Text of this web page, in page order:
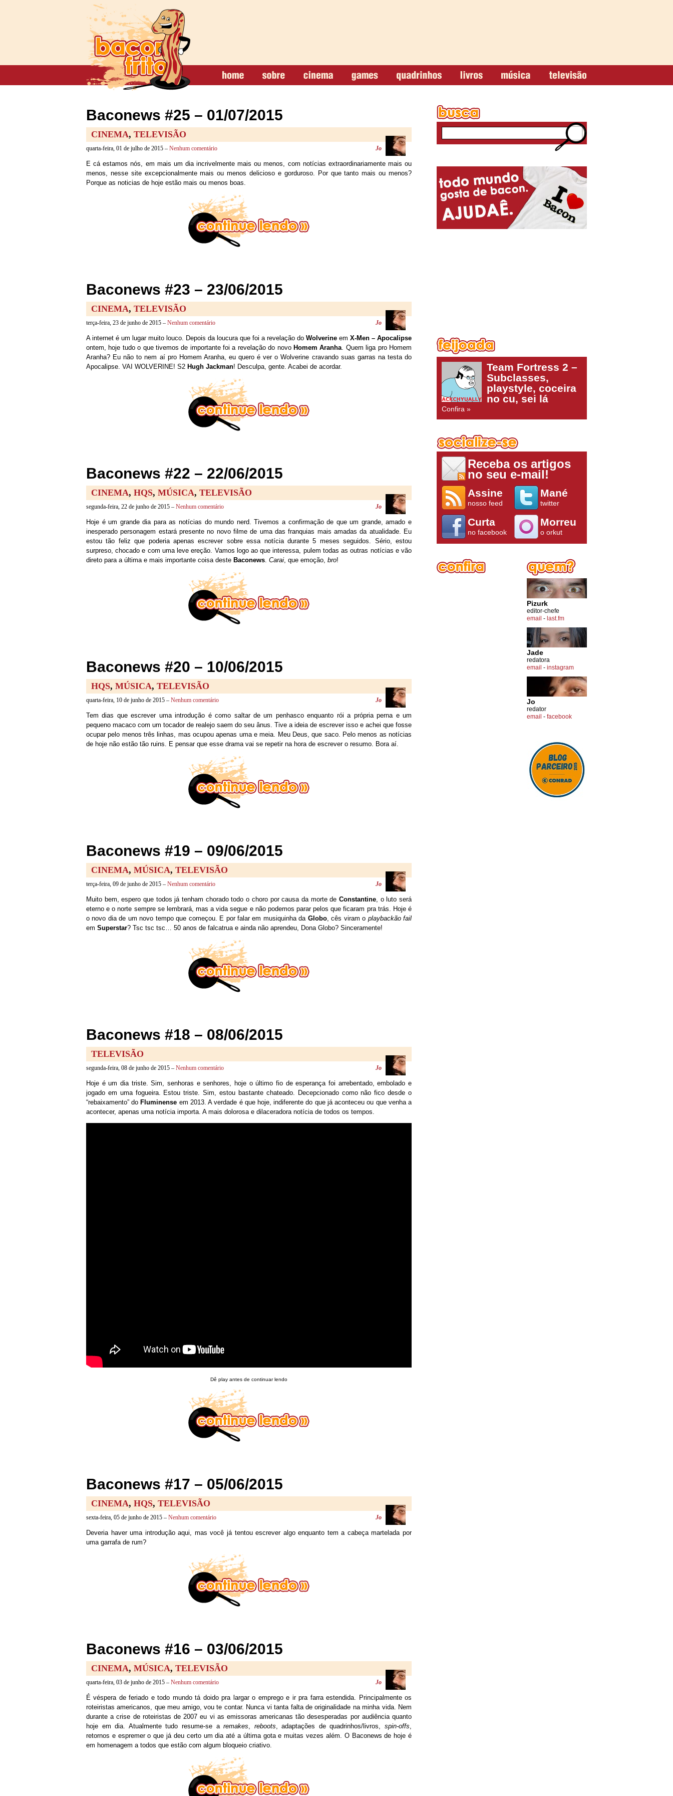
Baconews #25 – 01/07/2015
CINEMA, TELEVISÃO
quarta-feira, 01 de julho de 2015 – Nenhum comentário Jo
E cá estamos nós, em mais um dia incrivelmente mais ou menos, com notícias extraordinariamente mais ou
menos, nesse site excepcionalmente mais ou menos delicioso e gorduroso. Por que tanto mais ou menos?
Porque as noticias de hoje estão mais ou menos boas.
Baconews #23 – 23/06/2015
CINEMA, TELEVISÃO
terça-feira, 23 de junho de 2015 – Nenhum comentário Jo
A internet é um lugar muito louco. Depois da loucura que foi a revelação do Wolverine em X-Men – Apocalipse
ontem, hoje tudo o que tivemos de importante foi a revelação do novo Homem Aranha. Quem liga pro Homem
Aranha? Eu não to nem aí pro Homem Aranha, eu quero é ver o Wolverine cravando suas garras na testa do
Apocalipse. VAI WOLVERINE! S2 Hugh Jackman! Desculpa, gente. Acabei de acordar.
Baconews #22 – 22/06/2015
CINEMA, HQS, MÚSICA, TELEVISÃO
segunda-feira, 22 de junho de 2015 – Nenhum comentário Jo
Hoje é um grande dia para as notícias do mundo nerd. Tivemos a confirmação de que um grande, amado e
inesperado personagem estará presente no novo filme de uma das franquias mais amadas da atualidade. Eu
estou tão feliz que poderia apenas escrever sobre essa notícia durante 5 meses seguidos. Sério, estou
surpreso, chocado e com uma leve ereção. Vamos logo ao que interessa, pulem todas as outras notícias e vão
direto para a última e mais importante coisa deste Baconews. Carai, que emoção, bro!
Baconews #20 – 10/06/2015
HQS, MÚSICA, TELEVISÃO
quarta-feira, 10 de junho de 2015 – Nenhum comentário Jo
Tem dias que escrever uma introdução é como saltar de um penhasco enquanto rói a própria perna e um
pequeno macaco com um tocador de realejo saem do seu ânus. Tive a ideia de escrever isso e achei que fosse
ocupar pelo menos três linhas, mas ocupou apenas uma e meia. Meu Deus, que saco. Pelo menos as notícias
de hoje não estão tão ruins. E pensar que esse drama vai se repetir na hora de escrever o resumo. Bora aí.
Baconews #19 – 09/06/2015
CINEMA, MÚSICA, TELEVISÃO
terça-feira, 09 de junho de 2015 – Nenhum comentário Jo
Muito bem, espero que todos já tenham chorado todo o choro por causa da morte de Constantine, o luto será
eterno e o norte sempre se lembrará, mas a vida segue e não podemos parar pelos que ficaram pra trás. Hoje é
o novo dia de um novo tempo que começou. E por falar em musiquinha da Globo, cês viram o playbackão fail
em Superstar? Tsc tsc tsc… 50 anos de falcatrua e ainda não aprendeu, Dona Globo? Sinceramente!
Baconews #18 – 08/06/2015
TELEVISÃO
segunda-feira, 08 de junho de 2015 – Nenhum comentário Jo
Hoje é um dia triste. Sim, senhoras e senhores, hoje o último fio de esperança foi arrebentado, embolado e
jogado em uma fogueira. Estou triste. Sim, estou bastante chateado. Decepcionado como não fico desde o
“rebaixamento” do Fluminense em 2013. A verdade é que hoje, indiferente do que já aconteceu ou que venha a
acontecer, apenas uma notícia importa. A mais dolorosa e dilaceradora notícia de todos os tempos.
Dê play antes de continuar lendo
Baconews #17 – 05/06/2015
CINEMA, HQS, TELEVISÃO
sexta-feira, 05 de junho de 2015 – Nenhum comentário Jo
Deveria haver uma introdução aqui, mas você já tentou escrever algo enquanto tem a cabeça martelada por
uma garrafa de rum?
Baconews #16 – 03/06/2015
CINEMA, MÚSICA, TELEVISÃO
quarta-feira, 03 de junho de 2015 – Nenhum comentário Jo
É véspera de feriado e todo mundo tá doido pra largar o emprego e ir pra farra estendida. Principalmente os
roteiristas americanos, que meu amigo, vou te contar. Nunca vi tanta falta de originalidade na minha vida. Nem
durante a crise de roteiristas de 2007 eu vi as emissoras americanas tão desesperadas por audiência quanto
hoje em dia. Atualmente tudo resume-se aremakes, reboots, adaptações de quadrinhos/livros,spin-offs,
retornos e espremer o que já deu certo um dia até a última gota e muitas vezes além. O Baconews de hoje é
em homenagem a todos que estão com algum bloqueio criativo.
Team Fortress 2 –
Subclasses,
playstyle, coceira
no cu, sei lá
Confira »
Receba os artigos
no seu e-mail!
Assine
nosso feed
Mané
twitter
Curta
no facebook
Morreu
o orkut
Pizurk
editor-chefe
email - last.fm
Jade
redatora
email - instagram
Jo
redator
email - facebook